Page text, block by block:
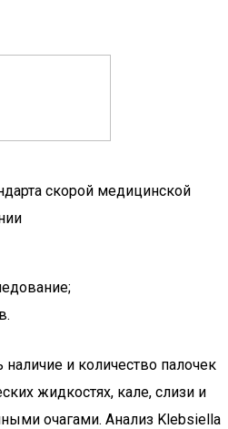
скорой медицинской
и количество палочек
жидкостях, кале, слизи и
очагами. Анализ Klebsiella